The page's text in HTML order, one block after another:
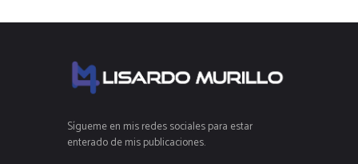
Sígueme en mis redes sociales para estar
enterado de mis publicaciones.